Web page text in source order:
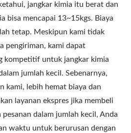
jangkar kimia itu berat dan
bisa mencapai 13~15kgs. Biaya
tetap. Meskipun kami tidak
pengiriman, kami dapat
kompetitif untuk jangkar kimia
jumlah kecil. Sebenarnya,
kami, lebih hemat biaya dan
layanan ekspres jika membeli
dalam jumlah kecil, Anda
waktu untuk berurusan dengan